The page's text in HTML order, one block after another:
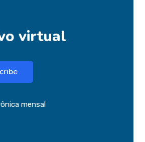
virtual
mensal